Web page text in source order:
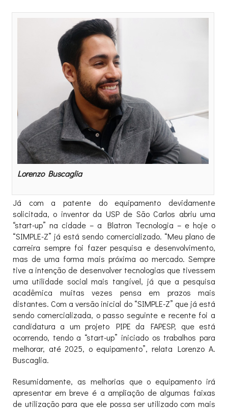
Lorenzo Buscaglia
Já com a patente do equipamento devidamente
solicitada, o inventor da USP de São Carlos abriu uma
“start-up” na cidade – a Blatron Tecnologia – e hoje o
“SIMPLE-Z” já está sendo comercializado. “Meu plano de
carreira sempre foi fazer pesquisa e desenvolvimento,
mas de uma forma mais próxima ao mercado. Sempre
tive a intenção de desenvolver tecnologias que tivessem
uma utilidade social mais tangível, já que a pesquisa
acadêmica muitas vezes pensa em prazos mais
distantes. Com a versão inicial do “SIMPLE-Z” que já está
sendo comercializada, o passo seguinte e recente foi a
candidatura a um projeto PIPE da FAPESP, que está
ocorrendo, tendo a “start-up” iniciado os trabalhos para
melhorar, até 2025, o equipamento”, relata Lorenzo A.
Buscaglia.
Resumidamente, as melhorias que o equipamento irá
apresentar em breve é a ampliação de algumas faixas
de utilização para que ele possa ser utilizado com mais